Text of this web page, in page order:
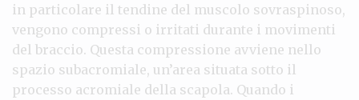
in particolare il tendine del muscolo sovraspinoso,
vengono compressi o irritati durante i movimenti
del braccio. Questa compressione avviene nello
spazio subacromiale, un’area situata sotto il
processo acromiale della scapola. Quando i